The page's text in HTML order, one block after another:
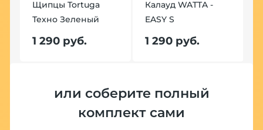
Щипцы Tortuga
Техно Зеленый
1 290 руб.
Калауд WATTA -
EASY S
1 290 руб.
или соберите полный
комплект сами